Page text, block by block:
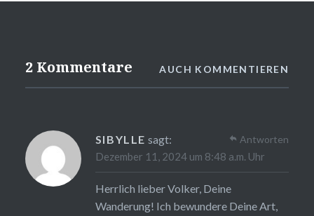
2 Kommentare AUCH KOMMENTIEREN
SIBYLLE sagt:
Dezember 11, 2024 um 8:48 a.m. Uhr
Herrlich lieber Volker, Deine
Wanderung! Ich bewundere Deine Art,
Antworten